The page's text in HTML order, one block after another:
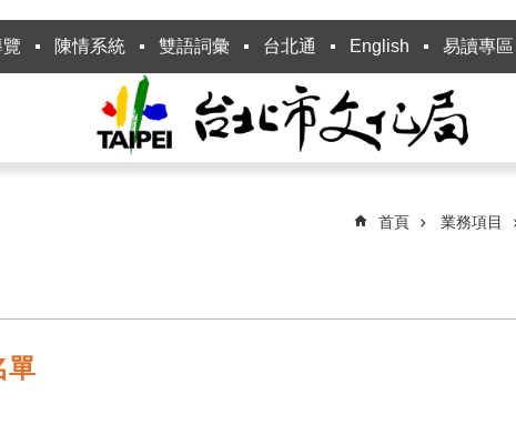
陳情系統 雙語詞彙 台北通 English 易讀專區
首頁 業務項目
單